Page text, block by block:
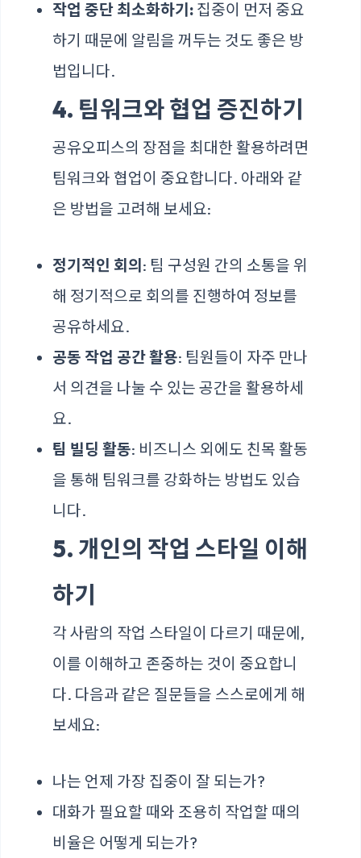
작업 중단 최소화하기: 집중이 먼저 중요
하기 때문에 알림을 꺼두는 것도 좋은 방
법입니다.
4. 팀워크와 협업 증진하기
공유오피스의 장점을 최대한 활용하려면
팀워크와 협업이 중요합니다. 아래와 같
은 방법을 고려해 보세요:
정기적인 회의 : 팀 구성원 간의 소통을 위
해 정기적으로 회의를 진행하여 정보를
공유하세요.
공동 작업 공간 활용: 팀원들이 자주 만나
서 의견을 나눌 수 있는 공간을 활용하세
요.
팀 빌딩 활동: 비즈니스 외에도 친목 활동
을 통해 팀워크를 강화하는 방법도 있습
니다.
5. 개인의 작업 스타일 이해
하기
각 사람의 작업 스타일이 다르기 때문에,
이를 이해하고 존중하는 것이 중요합니
다. 다음과 같은 질문들을 스스로에게 해
보세요:
나는 언제 가장 집중이 잘 되는가?
대화가 필요할 때와 조용히 작업할 때의
비율은 어떻게 되는가?